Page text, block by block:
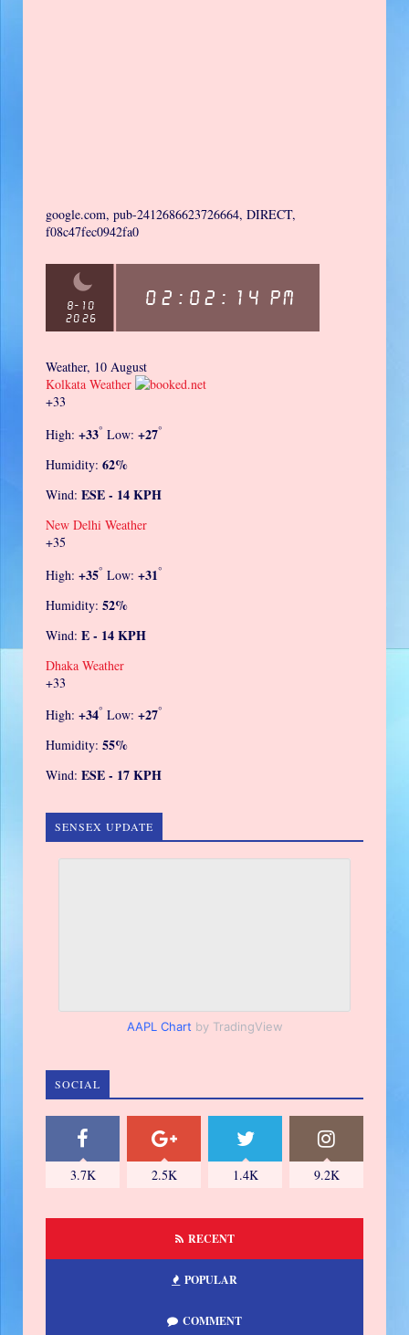
google.com, pub-2412686623726664, DIRECT,
f08c47fec0942fa0
Weather, 10 August
Kolkata Weather
+33
High: +33° Low: +27°
Humidity: 62%
Wind: ESE - 14 KPH
New Delhi Weather
+35
High: +35° Low: +31°
Humidity: 52%
Wind: E - 14 KPH
Dhaka Weather
+33
High: +34° Low: +27°
Humidity: 55%
Wind: ESE - 17 KPH
SENSEX UPDATE
AAPL Chart by TradingView
SOCIAL
3.7K 2.5K 1.4K 9.2K
RECENT
POPULAR
COMMENT